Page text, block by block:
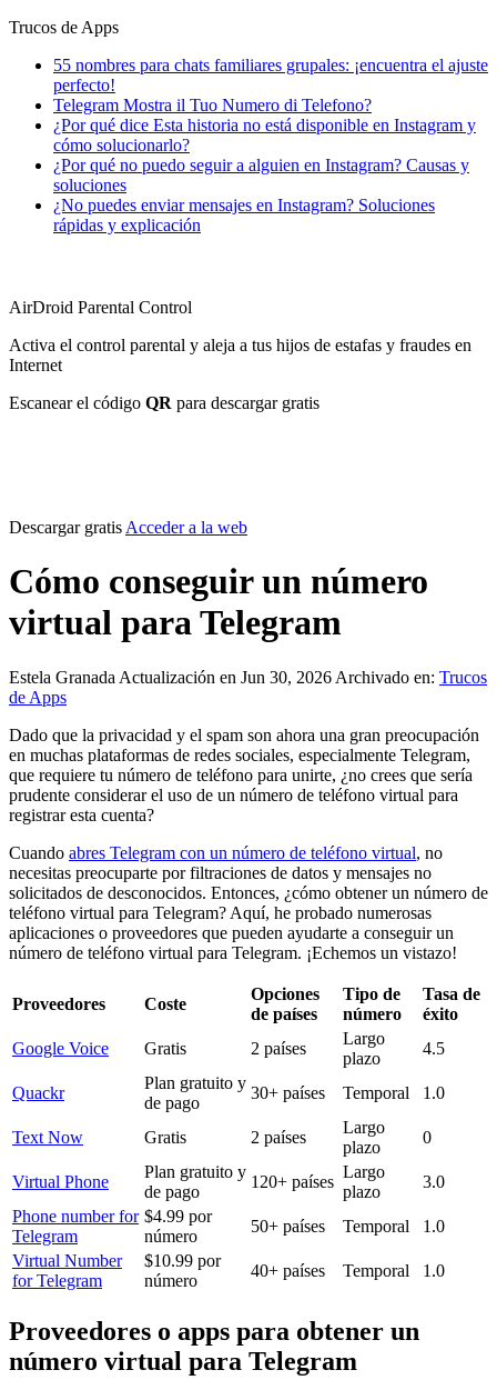
Trucos de Apps
55 nombres para chats familiares grupales: ¡encuentra el ajuste
perfecto!
Telegram Mostra il Tuo Numero di Telefono?
¿Por qué dice Esta historia no está disponible en Instagram y
cómo solucionarlo?
¿Por qué no puedo seguir a alguien en Instagram? Causas y
soluciones
¿No puedes enviar mensajes en Instagram? Soluciones
rápidas y explicación
AirDroid Parental Control
Activa el control parental y aleja a tus hijos de estafas y fraudes en
Internet
Escanear el código QR para descargar gratis
Descargar gratis Acceder a la web
Cómo conseguir un número
virtual para Telegram
Estela Granada Actualización en Jun 30, 2026 Archivado en: Trucos
de Apps
Dado que la privacidad y el spam son ahora una gran preocupación
en muchas plataformas de redes sociales, especialmente Telegram,
que requiere tu número de teléfono para unirte, ¿no crees que sería
prudente considerar el uso de un número de teléfono virtual para
registrar esta cuenta?
Cuando abres Telegram con un número de teléfono virtual, no
necesitas preocuparte por filtraciones de datos y mensajes no
solicitados de desconocidos. Entonces, ¿cómo obtener un número de
teléfono virtual para Telegram? Aquí, he probado numerosas
aplicaciones o proveedores que pueden ayudarte a conseguir un
número de teléfono virtual para Telegram. ¡Echemos un vistazo!
Proveedores Coste
Opciones
de países
Tipo de
número
Tasa de
éxito
Google Voice
Gratis 2 países
Largo
plazo
4.5
Quackr
Plan gratuito y
de pago
30+ países Temporal 1.0
Text Now Gratis 2 países
Largo
plazo
0
Virtual Phone
Plan gratuito y
de pago
120+ países
Largo
plazo
3.0
Phone number for
Telegram
$4.99 por
número
50+ países Temporal
1.0
Virtual Number
for Telegram
$10.99 por
número
40+ países Temporal 1.0
Proveedores o apps para obtener un
número virtual para Telegram